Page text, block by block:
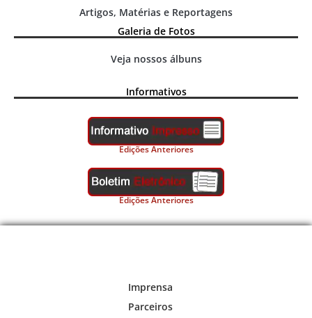
Artigos, Matérias e Reportagens
Galeria de Fotos
Veja nossos álbuns
Informativos
Edições Anteriores
Edições Anteriores
Imprensa
Parceiros